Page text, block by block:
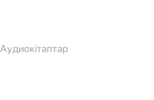
Аудиокітаптар